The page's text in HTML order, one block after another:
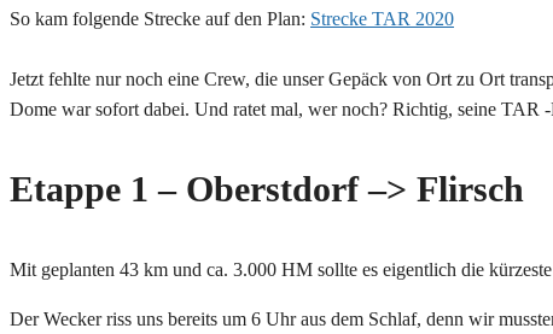
So kam folgende Strecke auf den Plan: Strecke TAR 2020
Jetzt fehlte nur noch eine Crew, die unser Gepäck von Ort zu Ort
Dome war sofort dabei. Und ratet mal, wer noch? Richtig, seine TAR
Etappe 1 – Oberstdorf –> Flirsch
Mit geplanten 43 km und ca. 3.000 HM sollte es eigentlich die
Der Wecker riss uns bereits um 6 Uhr aus dem Schlaf, denn wir